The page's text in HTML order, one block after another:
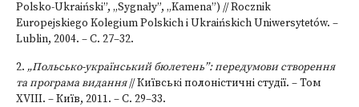
Polsko-Ukraiński”, „Sygnały”, „Kamena”) // Rocznik
Europejskiego Kolegium Polskich i Ukraińskich Uniwersytetów. –
Lublin, 2004. – C. 27–32.
2. „Польсько-український бюлетень”: передумови створення
та програма видання// Київські полоністичні студії. – Том
ХVIII. – Київ, 2011. – С. 29–33.